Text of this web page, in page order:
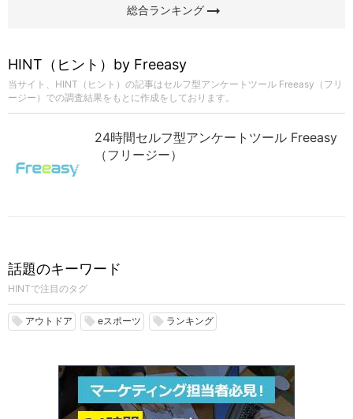
総合ランキングarrow_right_alt
HINT（ヒント）by Freeasy
当サイト、HINT（ヒント）の記事はセルフ型アンケートツール Freeasy（フリ
ージー）での調査結果をもとに作成をしております。
24時間セルフ型アンケートツール Freeasy
（フリージー）
話題のキーワード
HINTで注目のタグ
local_offer アウトドア local_offer eスポーツ local_offer ランキング